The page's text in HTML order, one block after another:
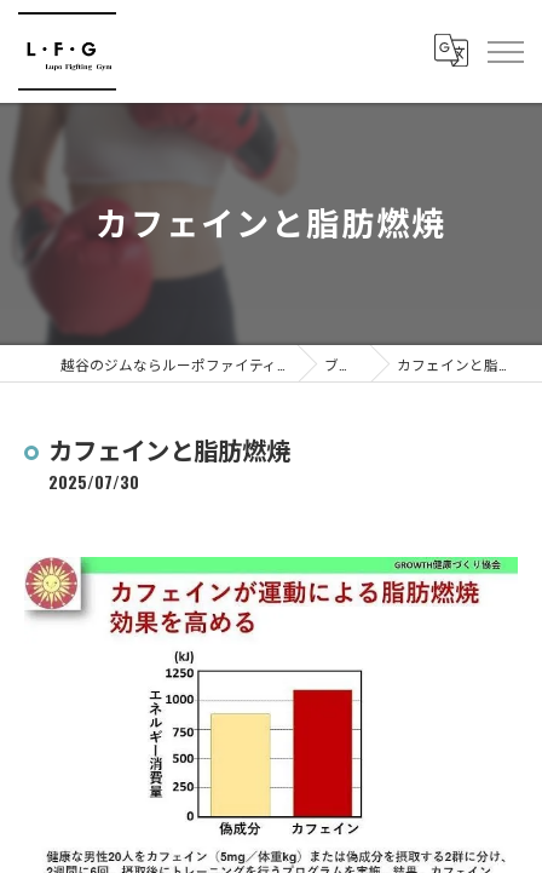
カフェインと脂肪燃焼
ブログ カフェインと脂肪燃焼
カフェインと脂肪燃焼
2025/07/30